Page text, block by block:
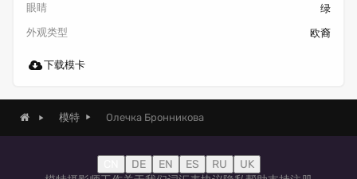
眼睛
绿
外观类型
欧裔
下载模卡
模特 Олечка Бронникова
DE EN ES RU
UK